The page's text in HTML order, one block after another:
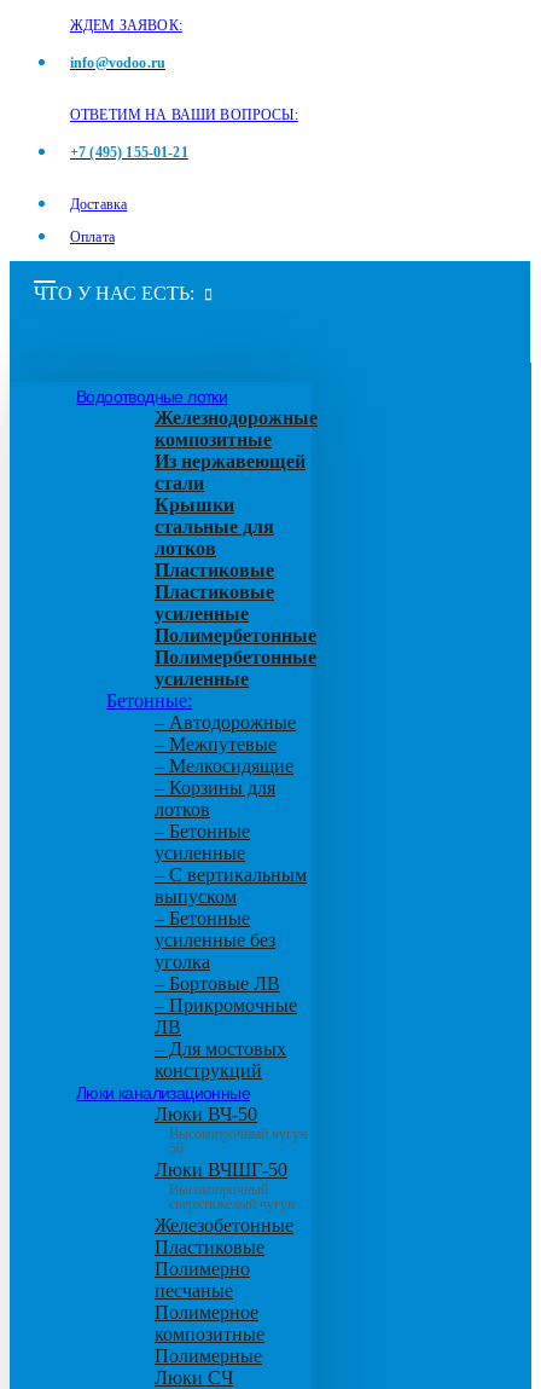
ЖДЕМ ЗАЯВОК:
info@vodoo.ru
ОТВЕТИМ НА ВАШИ ВОПРОСЫ:
+7 (495) 155-01-21
Доставка
Оплата
ЧТО У НАС ЕСТЬ:
Водоотводные лотки
Железнодорожные
композитные
Из нержавеющей
стали
Крышки
стальные для
лотков
Пластиковые
Пластиковые
усиленные
Полимербетонные
Полимербетонные
усиленные
Бетонные:
– Автодорожные
– Межпутевые
– Мелкосидящие
– Корзины для
лотков
– Бетонные
усиленные
– С вертикальным
выпуском
– Бетонные
усиленные без
уголка
– Бортовые ЛВ
– Прикромочные
ЛВ
– Для мостовых
конструкций
Люки канализационные
Люки ВЧ-50
Высокопрочный чугун
50
Люки ВЧШГ-50
Высокопрочный
сверхтяжелый чугун
Железобетонные
Пластиковые
Полимерно
песчаные
Полимерное
композитные
Полимерные
Люки СЧ